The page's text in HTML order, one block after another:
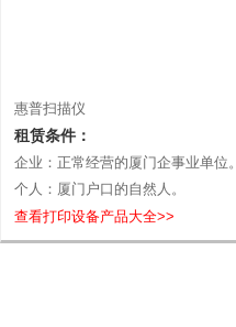
惠普扫描仪
租赁条件：
企业：正常经营的厦门企事业单位。
个人：厦门户口的自然人。
查看打印设备产品大全>>